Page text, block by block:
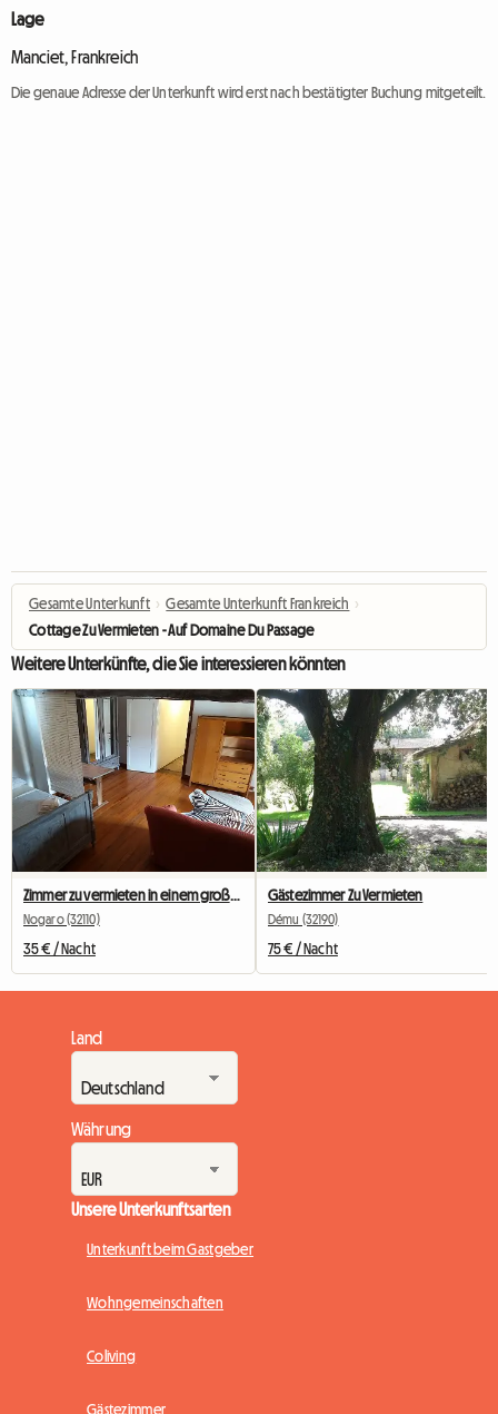
Lage
Manciet, Frankreich
Die genaue Adresse der Unterkunft wird erst nach bestätigter Buchung mitgeteilt.
Gesamte Unterkunft › Gesamte Unterkunft Frankreich ›
Cottage Zu Vermieten - Auf Domaine Du Passage
Weitere Unterkünfte, die Sie interessieren könnten
Zimmer zu vermieten in einem großen Haus von 200 Quadratmetern
Nogaro (32110)
35 € / Nacht
Gästezimmer Zu Vermieten
Dému (32190)
75 € / Nacht
Land
Währung
Unsere Unterkunftsarten
Unterkunft beim Gastgeber
Wohngemeinschaften
Coliving
Gästezimmer